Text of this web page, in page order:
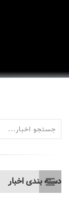
دسته بندی اخبار